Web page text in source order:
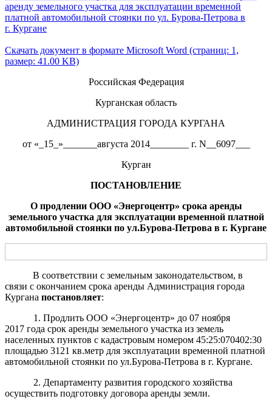
аренду земельного участка для эксплуатации временной
платной автомобильной стоянки по ул. Бурова-Петрова в
г. Кургане
Скачать документ в формате Microsoft Word (страниц: 1,
размер: 41.00 KB)
Российская Федерация
Курганская область
АДМИНИСТРАЦИЯ ГОРОДА КУРГАНА
от «_15_»_______августа 2014________ г. N__6097___
Курган
ПОСТАНОВЛЕНИЕ
О продлении ООО «Энергоцентр» срока аренды
земельного участка для эксплуатациивременной платной
автомобильной стоянки по ул.Бурова-Петрова в г. Кургане
В соответствии с земельным законодательством, в
связи с окончанием срока аренды Администрация города
Кургана постановляет:
1. Продлить ООО «Энергоцентр» до 07 ноября
2017 года срок аренды земельного участка из земель
населенных пунктов с кадастровым номером 45:25:070402:30
площадью 3121 кв.метр для эксплуатации временной платной
автомобильной стоянки по ул.Бурова-Петрова в г. Кургане.
2. Департаменту развития городского хозяйства
осуществить подготовку договора аренды земли.